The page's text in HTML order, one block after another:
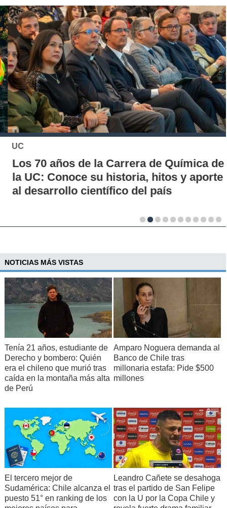
UC
Los 70 años de la Carrera de Química de
la UC: Conoce su historia, hitos y aporte
al desarrollo científico del país
NOTICIAS MÁS VISTAS
Tenía 21 años, estudiante de
Derecho y bombero: Quién
era el chileno que murió tras
caída en la montaña más alta
de Perú
Amparo Noguera demanda al
Banco de Chile tras
millonaria estafa: Pide $500
millones
El tercero mejor de
Sudamérica: Chile alcanza el
puesto 51° en ranking de los
Leandro Cañete se desahoga
tras el partido de San Felipe
con la U por la Copa Chile y